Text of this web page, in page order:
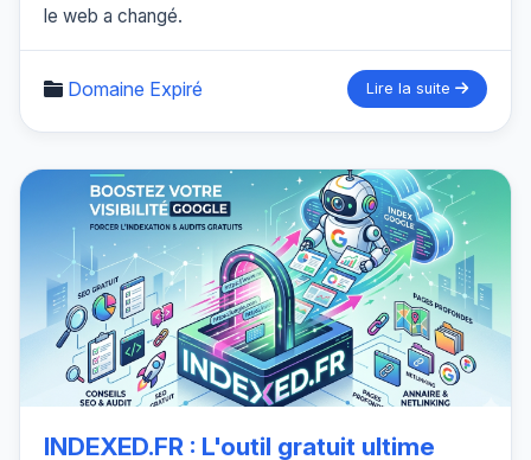
le web a changé.
Domaine Expiré Lire la suite
INDEXED.FR : L'outil gratuit ultime